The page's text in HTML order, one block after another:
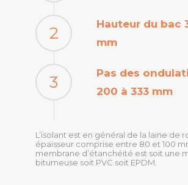
2
Hauteur du bac
mm
3
Pas des
200 à 333 mm
L’isolant est en général de la laine de
épaisseur comprise entre 80 et 100
membrane d’étanchéité est soit une
bitumeuse soit PVC soit EPDM.